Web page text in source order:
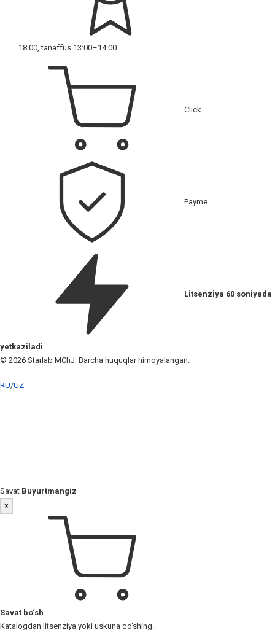
18:00, tanaffus 13:00–14:00
Click
Payme
Litsenziya 60 soniyada
yetkaziladi
© 2026 Starlab MChJ. Barcha huquqlar himoyalangan.
RU/UZ
Savat Buyurtmangiz
×
Savat bo‘sh
Katalogdan litsenziya yoki uskuna qo‘shing.